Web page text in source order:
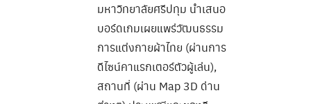
มหาวิทยาลัยศรีปทุม นำเสนอ
บอร์ดเกมเผยแพร่วัฒนธรรม
การแต่งกายผ้าไทย (ผ่านการ
ดีไซน์คาแรกเตอร์ตัวผู้เล่น),
สถานที่ (ผ่าน Map 3D ด่าน